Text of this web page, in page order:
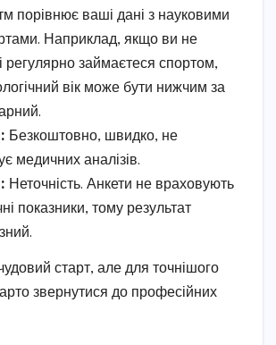
порівнює ваші дані з науковими
Наприклад, якщо ви не
регулярно займаєтеся спортом,
вік може бути нижчим за
Безкоштовно, швидко, не
медичних аналізів.
Неточність. Анкети не враховують
показники, тому результат
старт, але для точнішого
звернутися до професійних